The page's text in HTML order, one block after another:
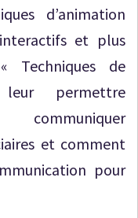
d’animation
et plus
Techniques de
permettre
et comment
pour